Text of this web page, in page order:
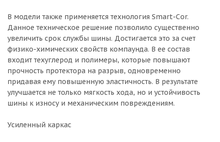
В модели также применяется технология Smart-Cor.
Данное техническое решение позволило существенно
увеличить срок службы шины. Достигается это за счет
физико-химических свойств компаунда. В ее состав
входит техуглерод и полимеры, которые повышают
прочность протектора на разрыв, одновременно
придавая ему повышенную эластичность. В результате
улучшается не только мягкость хода, но и устойчивость
шины к износу и механическим повреждениям.
Усиленный каркас